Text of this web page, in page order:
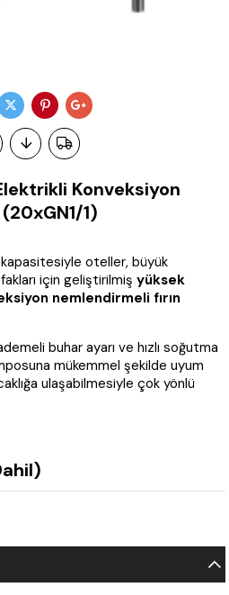
Konveksiyon
1)
kapasitesiyle oteller, büyük
için geliştirilmişyüksek
nemlendirmeli fırın
buhar ayarı ve hızlı soğutma
mükemmel şekilde uyum
ulaşabilmesiyle çok yönlü